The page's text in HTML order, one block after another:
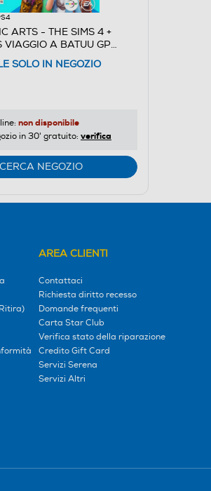
ARTS - THE SIMS 4 +
VIAGGIO A BATUU GP
SOLO IN NEGOZIO
non disponibile
in 30' gratuito: verifica
CERCA NEGOZIO
AREA CLIENTI
Contattaci
Richiesta diritto recesso
Domande frequenti
Carta Star Club
Verifica stato della riparazione
Credito Gift Card
Servizi Serena
Servizi Altri